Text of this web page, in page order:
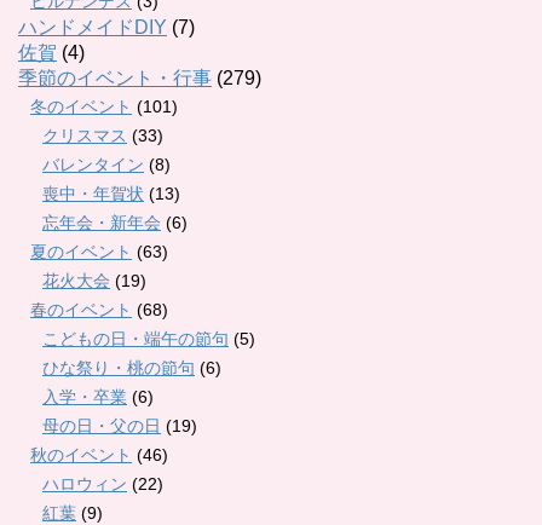
ハンドメイドDIY (7)
佐賀 (4)
季節のイベント・行事 (279)
冬のイベント (101)
クリスマス (33)
バレンタイン (8)
喪中・年賀状 (13)
忘年会・新年会 (6)
夏のイベント (63)
花火大会 (19)
春のイベント (68)
こどもの日・端午の節句 (5)
ひな祭り・桃の節句 (6)
入学・卒業 (6)
母の日・父の日 (19)
秋のイベント (46)
ハロウィン (22)
紅葉 (9)